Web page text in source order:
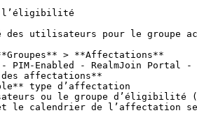
l’éligibilité
utilisateurs pour le groupe
> **Affectations**
Enabled - RealmJoin Portal -
affectations**
type d’affectation
ou le groupe d’éligibilité
le calendrier de l’affectation